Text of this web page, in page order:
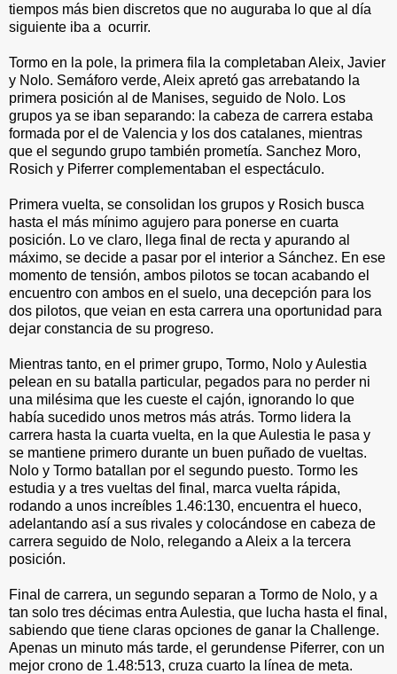
tiempos más bien discretos que no auguraba lo que al día
siguiente iba a ocurrir.
Tormo en la pole, la primera fila la completaban Aleix, Javier
y Nolo. Semáforo verde, Aleix apretó gas arrebatando la
primera posición al de Manises, seguido de Nolo. Los
grupos ya se iban separando: la cabeza de carrera estaba
formada por el de Valencia y los dos catalanes, mientras
que el segundo grupo también prometía. Sanchez Moro,
Rosich y Piferrer complementaban el espectáculo.
Primera vuelta, se consolidan los grupos y Rosich busca
hasta el más mínimo agujero para ponerse en cuarta
posición. Lo ve claro, llega final de recta y apurando al
máximo, se decide a pasar por el interior a Sánchez. En ese
momento de tensión, ambos pilotos se tocan acabando el
encuentro con ambos en el suelo, una decepción para los
dos pilotos, que veian en esta carrera una oportunidad para
dejar constancia de su progreso.
Mientras tanto, en el primer grupo, Tormo, Nolo y Aulestia
pelean en su batalla particular, pegados para no perder ni
una milésima que les cueste el cajón, ignorando lo que
había sucedido unos metros más atrás. Tormo lidera la
carrera hasta la cuarta vuelta, en la que Aulestia le pasa y
se mantiene primero durante un buen puñado de vueltas.
Nolo y Tormo batallan por el segundo puesto. Tormo les
estudia y a tres vueltas del final, marca vuelta rápida,
rodando a unos increíbles 1.46:130, encuentra el hueco,
adelantando así a sus rivales y colocándose en cabeza de
carrera seguido de Nolo, relegando a Aleix a la tercera
posición.
Final de carrera, un segundo separan a Tormo de Nolo, y a
tan solo tres décimas entra Aulestia, que lucha hasta el final,
sabiendo que tiene claras opciones de ganar la Challenge.
Apenas un minuto más tarde, el gerundense Piferrer, con un
mejor crono de 1.48:513, cruza cuarto la línea de meta.